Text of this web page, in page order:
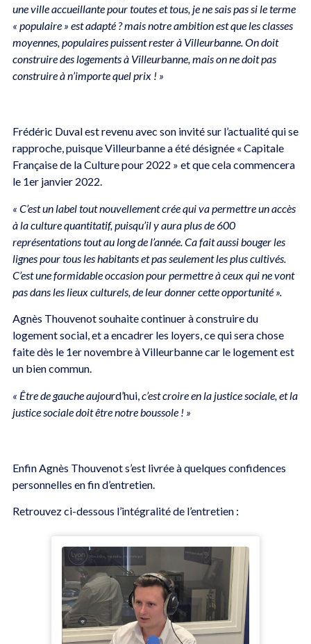
une ville accueillante pour toutes et tous, je ne sais pas si le terme
« populaire » est adapté ? mais notre ambition est que les classes
moyennes, populaires puissent rester à Villeurbanne. On doit
construire des logements à Villeurbanne, mais on ne doit pas
construire à n’importe quel prix ! »
Frédéric Duval est revenu avec son invité sur l’actualité qui se
rapproche, puisque Villeurbanne a été désignée « Capitale
Française de la Culture pour 2022 » et que cela commencera
le 1er janvier 2022.
« C’est un label tout nouvellement crée qui va permettre un accès
à la culture quantitatif, puisqu’il y aura plus de 600
représentations tout au long de l’année. Ca fait aussi bouger les
lignes pour tous les habitants et pas seulement les plus cultivés.
C’est une formidable occasion pour permettre à ceux qui ne vont
pas dans les lieux culturels, de leur donner cette opportunité ».
Agnès Thouvenot souhaite continuer à construire du
logement social, et a encadrer les loyers, ce qui sera chose
faite dès le 1er novembre à Villeurbanne car le logement est
un bien commun.
« Être de gauche aujourd’hui, c’est croire en la justice sociale, et la
justice sociale doit être notre boussole ! »
Enfin Agnès Thouvenot s’est livrée à quelques confidences
personnelles en fin d’entretien.
Retrouvez ci-dessous l’intégralité de l’entretien :